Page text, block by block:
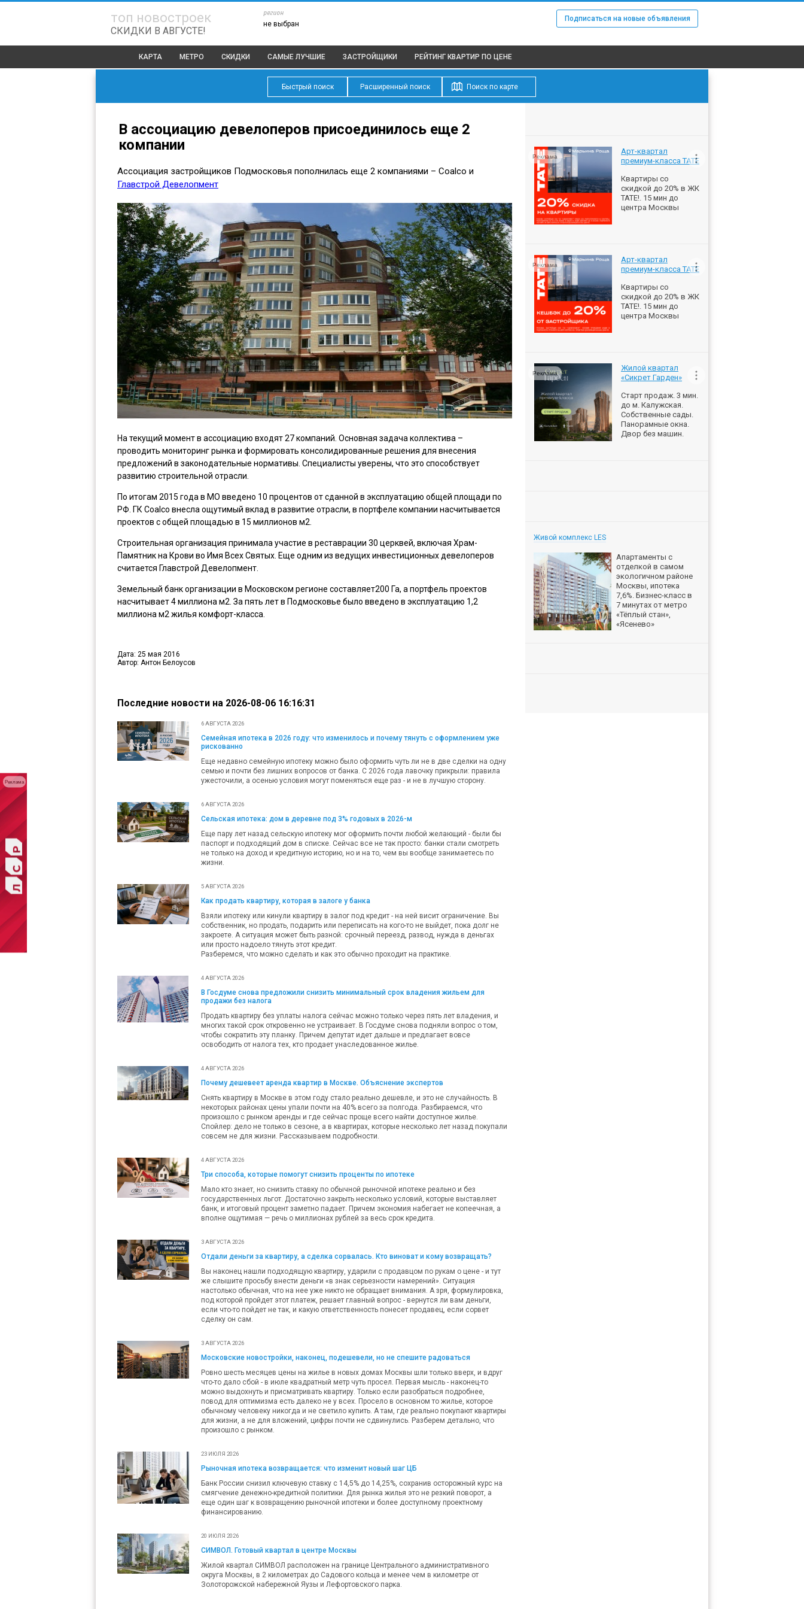
топ новостроек
СКИДКИ В АВГУСТЕ!
регион
не выбран
Подписаться на новые объявления
КАРТА МЕТРО СКИДКИ САМЫЕ ЛУЧШИЕ ЗАСТРОЙЩИКИ РЕЙТИНГ КВАРТИР ПО ЦЕНЕ
Быстрый поиск Расширенный поиск Поиск по карте
В ассоциацию девелоперов присоединилось еще 2
компании
Ассоциация застройщиков Подмосковья пополнилась еще 2 компаниями – Coalco и
Главстрой Девелопмент
На текущий момент в ассоциацию входят 27 компаний. Основная задача коллектива –
проводить мониторинг рынка и формировать консолидированные решения для внесения
предложений в законодательные нормативы. Специалисты уверены, что это способствует
развитию строительной отрасли.
По итогам 2015 года в МО введено 10 процентов от сданной в эксплуатацию общей площади по
РФ. ГК Coalco внесла ощутимый вклад в развитие отрасли, в портфеле компании насчитывается
проектов с общей площадью в 15 миллионов м2.
Строительная организация принимала участие в реставрации 30 церквей, включая Храм-
Памятник на Крови во Имя Всех Святых. Еще одним из ведущих инвестиционных девелоперов
считается Главстрой Девелопмент.
Земельный банк организации в Московском регионе составляет200 Га, а портфель проектов
насчитывает 4 миллиона м2. За пять лет в Подмосковье было введено в эксплуатацию 1,2
миллиона м2 жилья комфорт-класса.
Дата: 25 мая 2016
Автор: Антон Белоусов
Последние новости на 2026-08-06 16:16:31
6 АВГУСТА 2026
Семейная ипотека в 2026 году: что изменилось и почему тянуть с оформлением уже
рискованно
Еще недавно семейную ипотеку можно было оформить чуть ли не в две сделки на одну
семью и почти без лишних вопросов от банка. С 2026 года лавочку прикрыли: правила
ужесточили, а осенью условия могут поменяться еще раз - и не в лучшую сторону.
6 АВГУСТА 2026
Сельская ипотека: дом в деревне под 3% годовых в 2026-м
Еще пару лет назад сельскую ипотеку мог оформить почти любой желающий - были бы
паспорт и подходящий дом в списке. Сейчас все не так просто: банки стали смотреть
не только на доход и кредитную историю, но и на то, чем вы вообще занимаетесь по
жизни.
5 АВГУСТА 2026
Как продать квартиру, которая в залоге у банка
Взяли ипотеку или кинули квартиру в залог под кредит - на ней висит ограничение. Вы
собственник, но продать, подарить или переписать на кого-то не выйдет, пока долг не
закроете. А ситуация может быть разной: срочный переезд, развод, нужда в деньгах
или просто надоело тянуть этот кредит.
Разберемся, что можно сделать и как это обычно проходит на практике.
4 АВГУСТА 2026
В Госдуме снова предложили снизить минимальный срок владения жильем для
продажи без налога
Продать квартиру без уплаты налога сейчас можно только через пять лет владения, и
многих такой срок откровенно не устраивает. В Госдуме снова подняли вопрос о том,
чтобы сократить эту планку. Причем депутат идет дальше и предлагает вовсе
освободить от налога тех, кто продает унаследованное жилье.
4 АВГУСТА 2026
Почему дешевеет аренда квартир в Москве. Объяснение экспертов
Снять квартиру в Москве в этом году стало реально дешевле, и это не случайность. В
некоторых районах цены упали почти на 40% всего за полгода. Разбираемся, что
произошло с рынком аренды и где сейчас проще всего найти доступное жилье.
Спойлер: дело не только в сезоне, а в квартирах, которые несколько лет назад покупали
совсем не для жизни. Рассказываем подробности.
4 АВГУСТА 2026
Три способа, которые помогут снизить проценты по ипотеке
Мало кто знает, но снизить ставку по обычной рыночной ипотеке реально и без
государственных льгот. Достаточно закрыть несколько условий, которые выставляет
банк, и итоговый процент заметно падает. Причем экономия набегает не копеечная, а
вполне ощутимая — речь о миллионах рублей за весь срок кредита.
3 АВГУСТА 2026
Отдали деньги за квартиру, а сделка сорвалась. Кто виноват и кому возвращать?
Вы наконец нашли подходящую квартиру, ударили с продавцом по рукам о цене - и тут
же слышите просьбу внести деньги «в знак серьезности намерений». Ситуация
настолько обычная, что на нее уже никто не обращает внимания. А зря, формулировка,
под которой пройдет этот платеж, решает главный вопрос - вернутся ли вам деньги,
если что-то пойдет не так, и какую ответственность понесет продавец, если сорвет
сделку он сам.
3 АВГУСТА 2026
Московские новостройки, наконец, подешевели, но не спешите радоваться
Ровно шесть месяцев цены на жилье в новых домах Москвы шли только вверх, и вдруг
что-то дало сбой - в июле квадратный метр чуть просел. Первая мысль - наконец-то
можно выдохнуть и присматривать квартиру. Только если разобраться подробнее,
повод для оптимизма есть далеко не у всех. Просело в основном то жилье, которое
обычному человеку никогда и не светило купить. А там, где реально покупают квартиры
для жизни, а не для вложений, цифры почти не сдвинулись. Разберем детально, что
произошло с рынком.
23 ИЮЛЯ 2026
Рыночная ипотека возвращается: что изменит новый шаг ЦБ
Банк России снизил ключевую ставку с 14,5% до 14,25%, сохранив осторожный курс на
смягчение денежно-кредитной политики. Для рынка жилья это не резкий поворот, а
еще один шаг к возвращению рыночной ипотеки и более доступному проектному
финансированию.
20 ИЮЛЯ 2026
СИМВОЛ. Готовый квартал в центре Москвы
Жилой квартал СИМВОЛ расположен на границе Центрального административного
округа Москвы, в 2 километрах до Садового кольца и менее чем в километре от
Золоторожской набережной Яузы и Лефортовского парка.
Реклама
Арт-квартал
премиум-класса ТАТЕ
Квартиры со
скидкой до 20% в ЖК
ТАТЕ!. 15 мин до
центра Москвы
Реклама
Арт-квартал
премиум-класса ТАТЕ
Квартиры со
скидкой до 20% в ЖК
ТАТЕ!. 15 мин до
центра Москвы
Реклама
Жилой квартал
«Сикрет Гарден»
Старт продаж. 3 мин.
до м. Калужская.
Собственные сады.
Панорамные окна.
Двор без машин.
Реклама
Живой комплекс LES
Апартаменты с
отделкой в самом
экологичном районе
Москвы, ипотека
7,6%. Бизнес-класс в
7 минутах от метро
«Тёплый стан»,
«Ясенево»